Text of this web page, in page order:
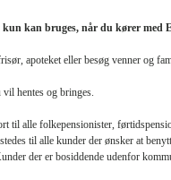
kan bruges, når du kører med
apoteket eller besøg venner og
hentes og bringes.
til alle folkepensionister,
til alle kunder der ønsker at
der er bosiddende udenfor